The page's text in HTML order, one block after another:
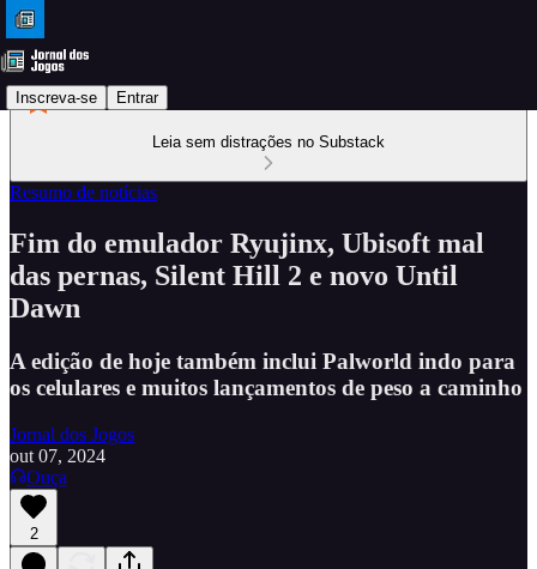
Inscreva-se Entrar
Leia sem distrações no Substack
Resumo de notícias
Fim do emulador Ryujinx, Ubisoft mal
das pernas, Silent Hill 2 e novo Until
Dawn
A edição de hoje também inclui Palworld indo para
os celulares e muitos lançamentos de peso a caminho
Jornal dos Jogos
out 07, 2024
Ouça
2